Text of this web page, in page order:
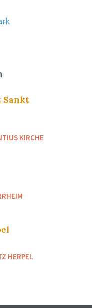
Sankt
KIRCHE
HERPEL